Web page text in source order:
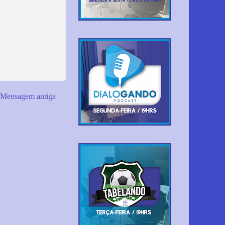
Mensagem antiga